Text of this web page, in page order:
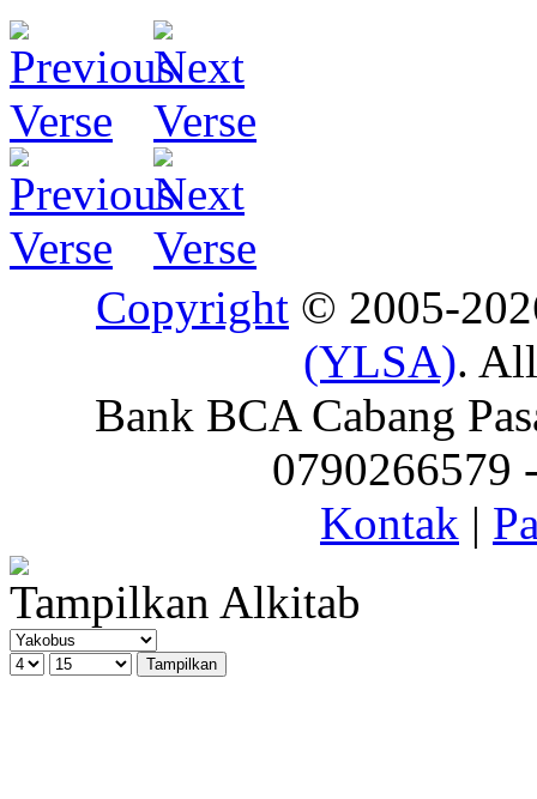
Copyright © 2005-
(YLSA).
Bank BCA Cabang
0790266579
Kontak |
Tampilkan Alkitab